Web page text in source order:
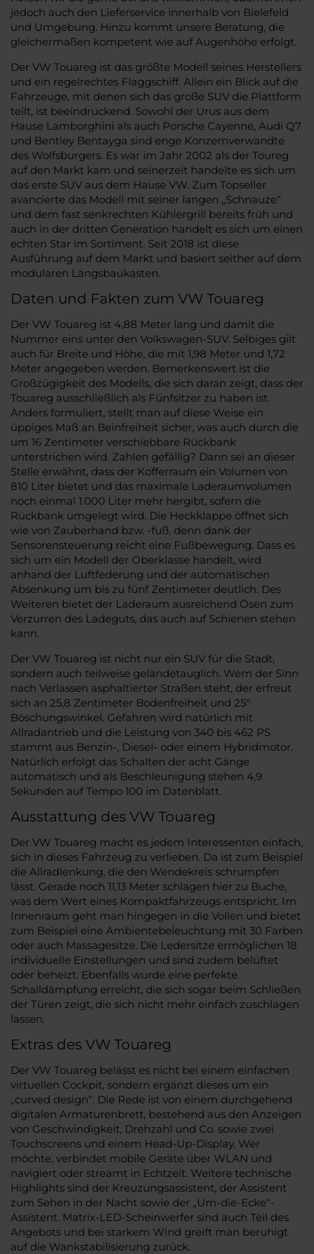
jedoch auch den Lieferservice innerhalb von Bielefeld
und Umgebung. Hinzu kommt unsere Beratung, die
gleichermaßen kompetent wie auf Augenhöhe erfolgt.
Der VW Touareg ist das größte Modell seines Herstellers
und ein regelrechtes Flaggschiff. Allein ein Blick auf die
Fahrzeuge, mit denen sich das große SUV die Plattform
teilt, ist beeindruckend. Sowohl der Urus aus dem
Hause Lamborghini als auch Porsche Cayenne, Audi Q7
und Bentley Bentayga sind enge Konzernverwandte
des Wolfsburgers. Es war im Jahr 2002 als der Toureg
auf den Markt kam und seinerzeit handelte es sich um
das erste SUV aus dem Hause VW. Zum Topseller
avancierte das Modell mit seiner langen „Schnauze“
und dem fast senkrechten Kühlergrill bereits früh und
auch in der dritten Generation handelt es sich um einen
echten Star im Sortiment. Seit 2018 ist diese
Ausführung auf dem Markt und basiert seither auf dem
modularen Längsbaukasten.
Daten und Fakten zum VW Touareg
Der VW Touareg ist 4,88 Meter lang und damit die
Nummer eins unter den Volkswagen-SUV. Selbiges gilt
auch für Breite und Höhe, die mit 1,98 Meter und 1,72
Meter angegeben werden. Bemerkenswert ist die
Großzügigkeit des Modells, die sich daran zeigt, dass der
Touareg ausschließlich als Fünfsitzer zu haben ist.
Anders formuliert, stellt man auf diese Weise ein
üppiges Maß an Beinfreiheit sicher, was auch durch die
um 16 Zentimeter verschiebbare Rückbank
unterstrichen wird. Zahlen gefällig? Dann sei an dieser
Stelle erwähnt, dass der Kofferraum ein Volumen von
810 Liter bietet und das maximale Laderaumvolumen
noch einmal 1.000 Liter mehr hergibt, sofern die
Rückbank umgelegt wird. Die Heckklappe öffnet sich
wie von Zauberhand bzw. -fuß, denn dank der
Sensorensteuerung reicht eine Fußbewegung. Dass es
sich um ein Modell der Oberklasse handelt, wird
anhand der Luftfederung und der automatischen
Absenkung um bis zu fünf Zentimeter deutlich. Des
Weiteren bietet der Laderaum ausreichend Ösen zum
Verzurren des Ladeguts, das auch auf Schienen stehen
kann.
Der VW Touareg ist nicht nur ein SUV für die Stadt,
sondern auch teilweise geländetauglich. Wem der Sinn
nach Verlassen asphaltierter Straßen steht, der erfreut
sich an 25,8 Zentimeter Bodenfreiheit und 25°
Böschungswinkel. Gefahren wird natürlich mit
Allradantrieb und die Leistung von 340 bis 462 PS
stammt aus Benzin-, Diesel- oder einem Hybridmotor.
Natürlich erfolgt das Schalten der acht Gänge
automatisch und als Beschleunigung stehen 4,9
Sekunden auf Tempo 100 im Datenblatt.
Ausstattung des VW Touareg
Der VW Touareg macht es jedem Interessenten einfach,
sich in dieses Fahrzeug zu verlieben. Da ist zum Beispiel
die Allradlenkung, die den Wendekreis schrumpfen
lässt. Gerade noch 11,13 Meter schlagen hier zu Buche,
was dem Wert eines Kompaktfahrzeugs entspricht. Im
Innenraum geht man hingegen in die Vollen und bietet
zum Beispiel eine Ambientebeleuchtung mit 30 Farben
oder auch Massagesitze. Die Ledersitze ermöglichen 18
individuelle Einstellungen und sind zudem belüftet
oder beheizt. Ebenfalls wurde eine perfekte
Schalldämpfung erreicht, die sich sogar beim Schließen
der Türen zeigt, die sich nicht mehr einfach zuschlagen
lassen.
Extras des VW Touareg
Der VW Touareg belässt es nicht bei einem einfachen
virtuellen Cockpit, sondern ergänzt dieses um ein
„curved design“. Die Rede ist von einem durchgehend
digitalen Armaturenbrett, bestehend aus den Anzeigen
von Geschwindigkeit, Drehzahl und Co. sowie zwei
Touchscreens und einem Head-Up-Display. Wer
möchte, verbindet mobile Geräte über WLAN und
navigiert oder streamt in Echtzeit. Weitere technische
Highlights sind der Kreuzungsassistent, der Assistent
zum Sehen in der Nacht sowie der „Um-die-Ecke“-
Assistent. Matrix-LED-Scheinwerfer sind auch Teil des
Angebots und bei starkem Wind greift man beruhigt
auf die Wankstabilisierung zurück.